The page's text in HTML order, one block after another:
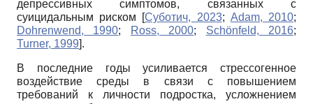
депрессивных симптомов, связанных с
суицидальным риском [Суботич, 2023; Adam, 2010;
Dohrenwend, 1990; Ross, 2000; Schönfeld, 2016;
Turner, 1999].
В последние годы усиливается стрессогенное
воздействие среды в связи с повышением
требований к личности подростка, усложнением